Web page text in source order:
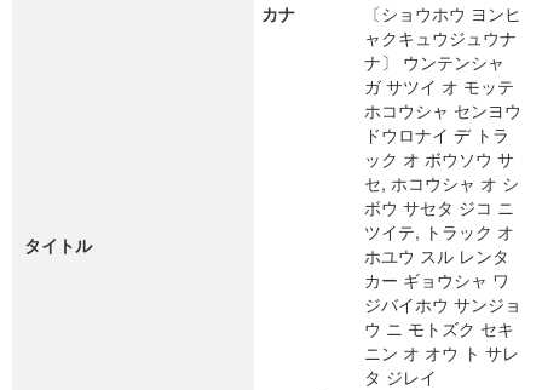
タイトル
カナ
〔ショウホウ ヨンヒ
ャクキュウジュウナ
ナ〕 ウンテンシャ
ガ サツイ オ モッテ
ホコウシャ センヨウ
ドウロナイ デ トラ
ック オ ボウソウ サ
セ, ホコウシャ オ シ
ボウ サセタ ジコ ニ
ツイテ, トラック オ
ホユウ スル レンタ
カー ギョウシャ ワ
ジバイホウ サンジョ
ウ ニ モトズク セキ
ニン オ オウ ト サレ
タ ジレイ